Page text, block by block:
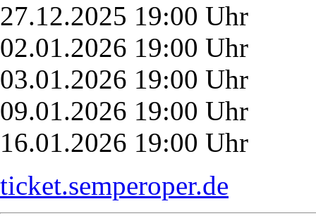
27.12.2025 19:00 Uhr
02.01.2026 19:00 Uhr
03.01.2026 19:00 Uhr
09.01.2026 19:00 Uhr
16.01.2026 19:00 Uhr
ticket.semperoper.de